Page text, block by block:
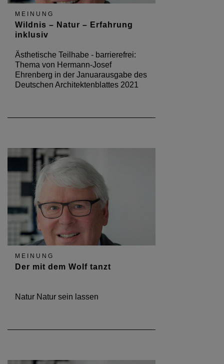
MEINUNG
Wildnis – Natur – Erfahrung
inklusiv
Ästhetische Teilhabe - barrierefrei:
Thema von Hermann-Josef
Ehrenberg in der Januarausgabe des
Deutschen Architektenblattes 2021
MEINUNG
Der mit dem Wolf tanzt
Natur Natur sein lassen